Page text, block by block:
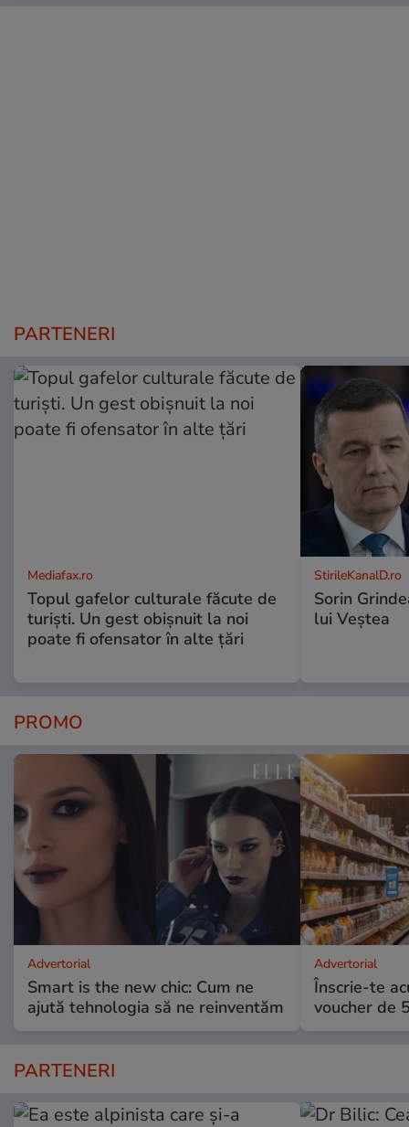
PARTENERI
Mediafax.ro
Topul gafelor culturale făcute de
turiști. Un gest obișnuit la noi
poate fi ofensator în alte țări
StirileKanalD.ro
Sorin
lui Veștea
PROMO
Advertorial
Smart is the new chic: Cum ne
ajută tehnologia să ne reinventăm
Advertorial
Înscrie-te
voucher de
PARTENERI